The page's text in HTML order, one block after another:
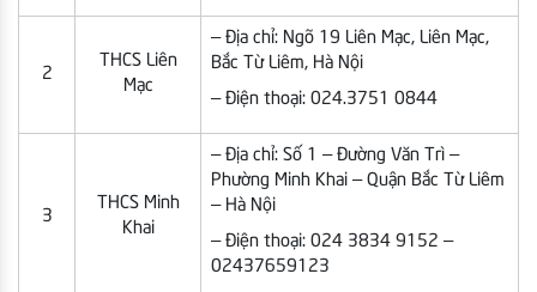
2
THCS Liên
Mạc
– Địa chỉ: Ngõ 19 Liên Mạc, Liên Mạc,
Bắc Từ Liêm, Hà Nội
– Điện thoại: 024.3751 0844
3
THCS Minh
Khai
– Địa chỉ: Số 1 – Đường Văn Trì –
Phường Minh Khai – Quận Bắc Từ Liêm
– Hà Nội
– Điện thoại: 024 3834 9152 –
02437659123